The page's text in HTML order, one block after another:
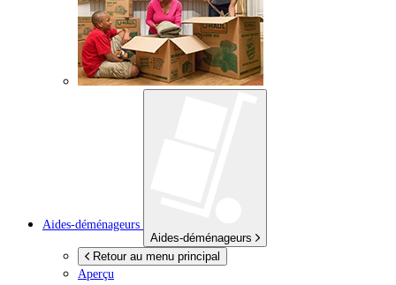
Aides-déménageurs
Aides-déménageurs
Retour au menu principal
Aperçu